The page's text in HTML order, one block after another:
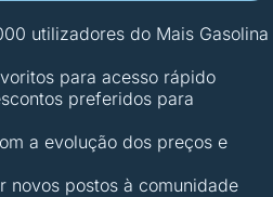
utilizadores do Mais Gasolina
para acesso rápido
preferidos para
a evolução dos preços e
novos postos à comunidade